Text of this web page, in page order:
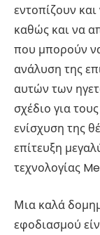
εντοπίζουν
καθώς και να
που μπορούν
ανάλυση της
αυτών των
σχέδιο για
ενίσχυση της
επίτευξη
τεχνολογίας
Μια καλά
εφοδιασμού